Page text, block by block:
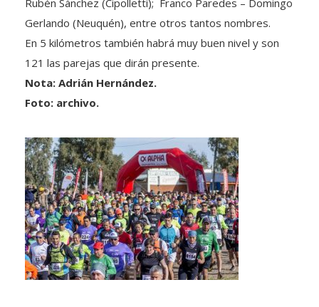
Gerlando (Neuquén), entre otros tantos nombres.
En 5 kilómetros también habrá muy buen nivel y son
121 las parejas que dirán presente.
Nota: Adrián Hernández.
Foto: archivo.